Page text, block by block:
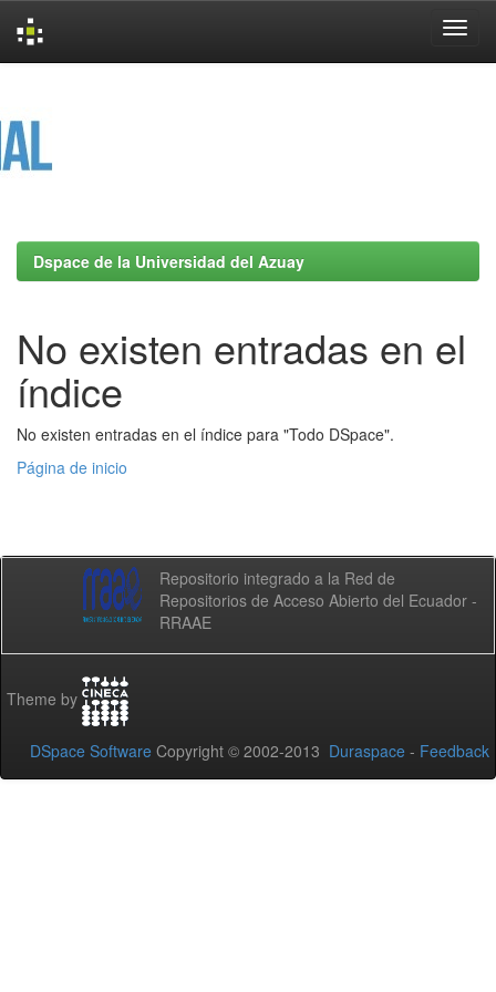
Dspace de la Universidad del Azuay
No existen entradas en el
índice
No existen entradas en el índice para "Todo DSpace".
Página de inicio
Repositorio integrado a la Red de
Repositorios de Acceso Abierto del Ecuador -
RRAAE
Theme by
DSpace Software Copyright © 2002-2013 Duraspace - Feedback